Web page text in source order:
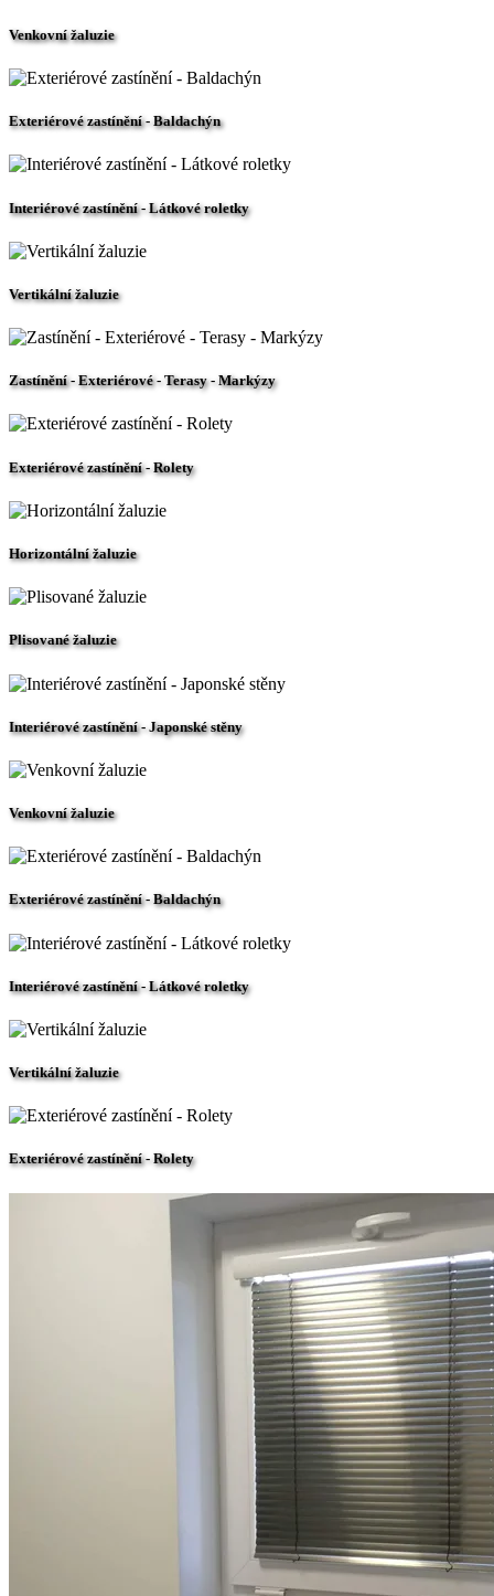
Venkovní žaluzie
Exteriérové zastínění - Baldachýn
Interiérové zastínění - Látkové roletky
Vertikální žaluzie
Zastínění - Exteriérové - Terasy - Markýzy
Exteriérové zastínění - Rolety
Horizontální žaluzie
Plisované žaluzie
Interiérové zastínění - Japonské stěny
Venkovní žaluzie
Exteriérové zastínění - Baldachýn
Interiérové zastínění - Látkové roletky
Vertikální žaluzie
Exteriérové zastínění - Rolety